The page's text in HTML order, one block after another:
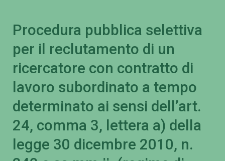
Procedura pubblica selettiva
per il reclutamento di un
ricercatore con contratto di
lavoro subordinato a tempo
determinato ai sensi dell’art.
24, comma 3, lettera a) della
legge 30 dicembre 2010, n.